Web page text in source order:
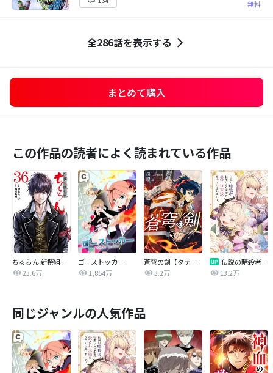
無料
全286話を表示する
まとめて購入
この作品の読者によく読まれている作品
ちるらん 新撰組鎮魂歌
23.6万
ゴーストッカー
1,854万
蒼穹の剣【タテヨミ】
3.2万
伝説の暗殺者、転生したら王家の愛され末娘になってしまいまして。【タテヨミ】
13.2万
同じジャンルの人気作品